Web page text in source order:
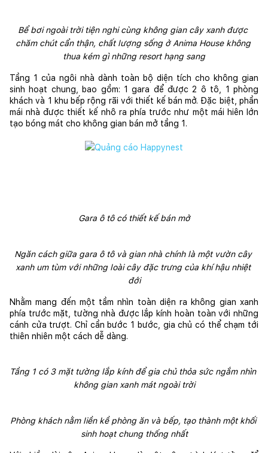
Bể bơi ngoài trời tiện nghi cùng không gian cây xanh được
chăm chút cẩn thận, chất lượng sống ở Anima House không
thua kém gì những resort hạng sang
Tầng 1 của ngôi nhà dành toàn bộ diện tích cho không gian
sinh hoạt chung, bao gồm: 1 gara để được 2 ô tô, 1 phòng
khách và 1 khu bếp rộng rãi với thiết kế bán mở. Đặc biệt, phần
mái nhà được thiết kế nhô ra phía trước như một mái hiên lớn
tạo bóng mát cho không gian bán mở tầng 1.
Gara ô tô có thiết kế bán mở
Ngăn cách giữa gara ô tô và gian nhà chính là một vườn cây
xanh um tùm với những loài cây đặc trưng của khí hậu nhiệt
đới
Nhằm mang đến một tầm nhìn toàn diện ra không gian xanh
phía trước mặt, tường nhà được lắp kính hoàn toàn với những
cánh cửa trượt. Chỉ cần bước 1 bước, gia chủ có thể chạm tới
thiên nhiên một cách dễ dàng.
Tầng 1 có 3 mặt tường lắp kính để gia chủ thỏa sức ngắm nhìn
không gian xanh mát ngoài trời
Phòng khách nằm liền kề phòng ăn và bếp, tạo thành một khối
sinh hoạt chung thống nhất